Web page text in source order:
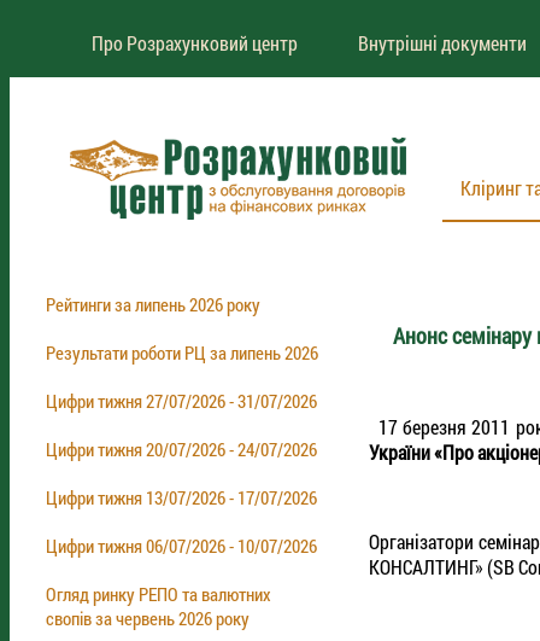
Про Розрахунковий центр Внутрішні документи
Кліринг
Рейтинги за липень 2026 року
Результати роботи РЦ за липень 2026
Цифри тижня 27/07/2026 - 31/07/2026
Цифри тижня 20/07/2026 - 24/07/2026
Цифри тижня 13/07/2026 - 17/07/2026
Цифри тижня 06/07/2026 - 10/07/2026
Огляд ринку РЕПО та валютних
свопів за червень 2026 року
Анонс семінару
17 березня 2011
України «Про
Організатори
КОНСАЛТИНГ» (SB